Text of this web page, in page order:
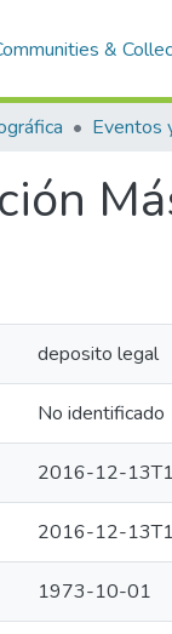
&
Eventos
deposito legal
No identificado
2016-12-
2016-12-
1973-10-01